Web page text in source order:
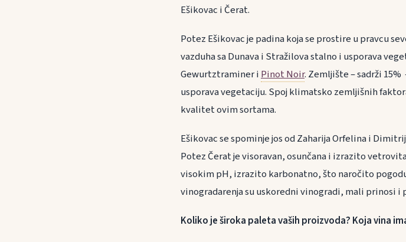
Ešikovac i Čerat.
Potez Ešikovac je padina koja se prostire u pravcu
vazduha sa Dunava i Stražilova stalno i usporava
Gewurtztraminer iPinot Noir. Zemljište – sadrži
usporava vegetaciju. Spoj klimatsko zemljišnih
kvalitet ovim sortama.
Ešikovac se spominje jos od Zaharija Orfelina i
Potez Čerat je visoravan, osunčana i izrazito
visokim pH, izrazito karbonatno, što naročito
vinogradarenja su uskoredni vinogradi, mali prinosi i
Koliko je široka paleta vaših proizvoda? Koja vina